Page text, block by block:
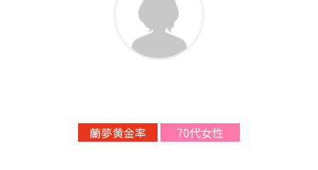
蘭夢黄金率 70代女性